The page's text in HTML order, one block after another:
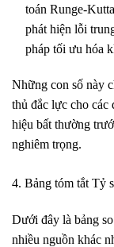
toán Runge-
phát hiện lỗi
pháp tối ưu hóa
Những con số này
thủ đắc lực cho các
hiệu bất thường
nghiêm trọng.
4. Bảng tóm tắt Tỷ
Dưới đây là bảng
nhiều nguồn khác